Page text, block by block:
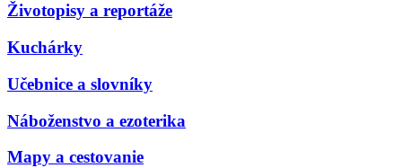
Životopisy a reportáže
Kuchárky
Učebnice a slovníky
Náboženstvo a ezoterika
Mapy a cestovanie